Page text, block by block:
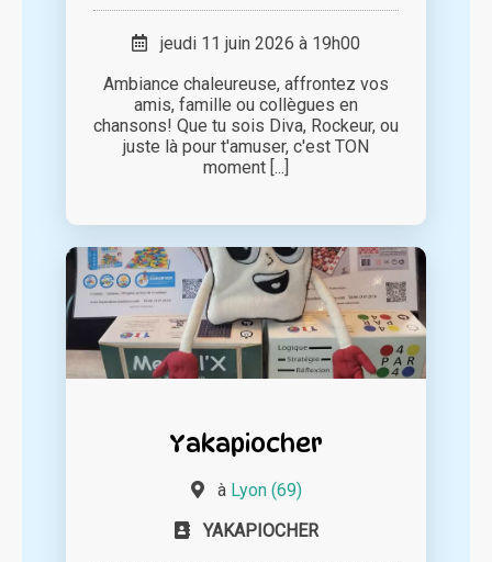
jeudi 11 juin 2026 à 19h00
Ambiance chaleureuse, affrontez vos
amis, famille ou collègues en
chansons! Que tu sois Diva, Rockeur, ou
juste là pour t'amuser, c'est TON
moment [...]
Yakapiocher
à Lyon (69)
YAKAPIOCHER